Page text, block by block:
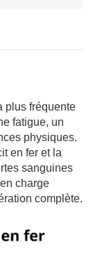
plus fréquente
fatigue, un
physiques.
en fer et la
sanguines
charge
complète.